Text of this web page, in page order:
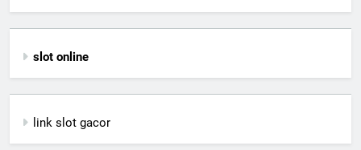
slot online
link slot gacor